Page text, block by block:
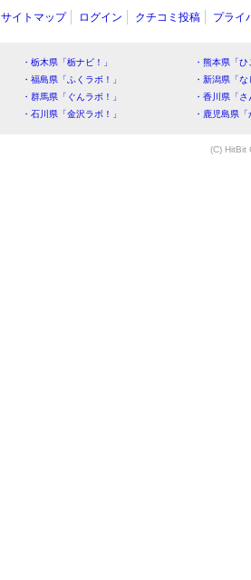
サイトマップ ログイン クチコミ投稿 プライ
・栃木県「栃ナビ！」
・熊本県「
・福島県「ふくラボ！」
・新潟県「
・群馬県「ぐんラボ！」
・香川県「
・石川県「金沢ラボ！」
・鹿児島県
(C) HitBit